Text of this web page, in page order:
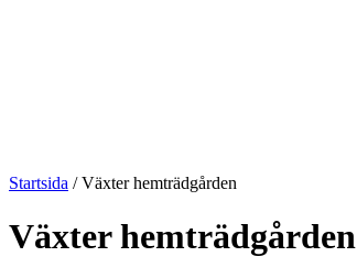
Startsida /Växter hemträdgården
Växter hemträdgården